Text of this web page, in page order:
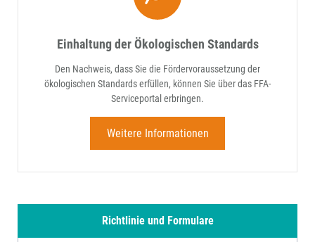
Einhaltung der Ökologischen Standards
Den Nachweis, dass Sie die Fördervoraussetzung der
ökologischen Standards erfüllen, können Sie über das FFA-
Serviceportal erbringen.
Weitere Informationen
Richtlinie und Formulare